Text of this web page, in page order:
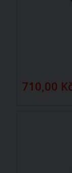
710,00